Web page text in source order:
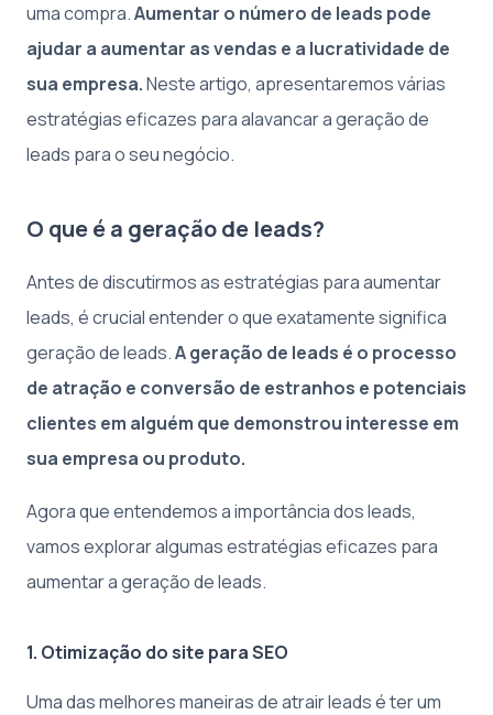
uma compra.Aumentar o número de leads pode
ajudar a aumentar as vendas e a lucratividade de
sua empresa.Neste artigo, apresentaremos várias
estratégias eficazes para alavancar a geração de
leads para o seu negócio.
O que é a geração de leads?
Antes de discutirmos as estratégias para aumentar
leads, é crucial entender o que exatamente significa
geração de leads.A geração de leads é o processo
de atração e conversão de estranhos e potenciais
clientes em alguém que demonstrou interesse em
sua empresa ou produto.
Agora que entendemos a importância dos leads,
vamos explorar algumas estratégias eficazes para
aumentar a geração de leads.
1. Otimização do site para SEO
Uma das melhores maneiras de atrair leads é ter um